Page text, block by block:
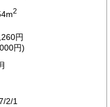
ロケーションです。
2
円
円)
2/1